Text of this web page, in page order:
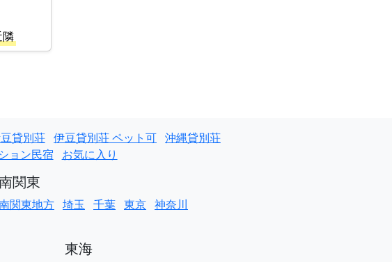
貸別荘 伊豆貸別荘 ペット可 沖縄貸別荘
ョン民宿 お気に入り
関東
関東地方 埼玉 千葉 東京 神奈川
東海